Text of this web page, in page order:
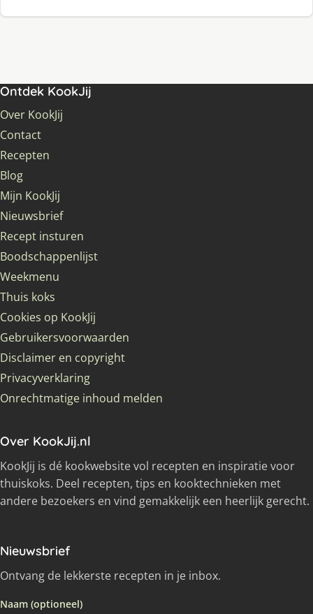
Ontdek KookJij
Over KookJij
Contact
Recepten
Blog
Mijn KookJij
Nieuwsbrief
Recept insturen
Boodschappenlijst
Weekmenu
Thuis koks
Cookies op KookJij
Gebruikersvoorwaarden
Disclaimer en copyright
Privacyverklaring
Onrechtmatige inhoud melden
Over KookJij.nl
KookJij is dé kookwebsite vol recepten en inspiratie voor
thuiskoks. Deel recepten, tips en kooktechnieken met
andere bezoekers en vind gemakkelijk een heerlijk gerecht.
Nieuwsbrief
Ontvang de lekkerste recepten in je inbox.
Naam (optioneel)